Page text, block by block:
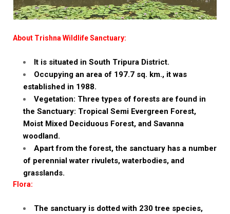
About Trishna Wildlife Sanctuary:
It is situated in South Tripura District.
Occupying an area of 197.7 sq. km., it was
established in 1988.
Vegetation: Three types of forests are found in
the Sanctuary: Tropical Semi Evergreen Forest,
Moist Mixed Deciduous Forest, and Savanna
woodland.
Apart from the forest, the sanctuary has a number
of perennial water rivulets, waterbodies, and
grasslands.
Flora:
The sanctuary is dotted with 230 tree species,